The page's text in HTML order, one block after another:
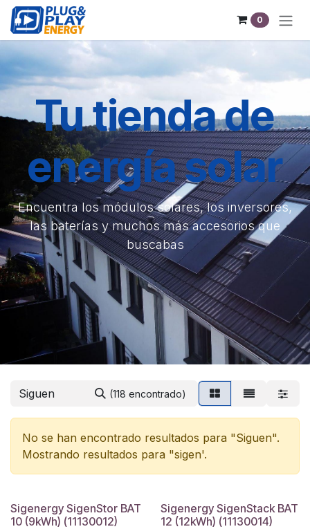
Ir al contenido
0
Tu tienda de
energía solar
Encuentra los módulos solares, los inversores,
las baterías y muchos más accesorios que
buscabas
(118 encontrado)
No se han encontrado resultados para "Siguen".
Mostrando resultados para "sigen'.
Sigenergy SigenStor BAT
10 (9kWh) (11130012)
Sigenergy SigenStack BAT
12 (12kWh) (11130014)